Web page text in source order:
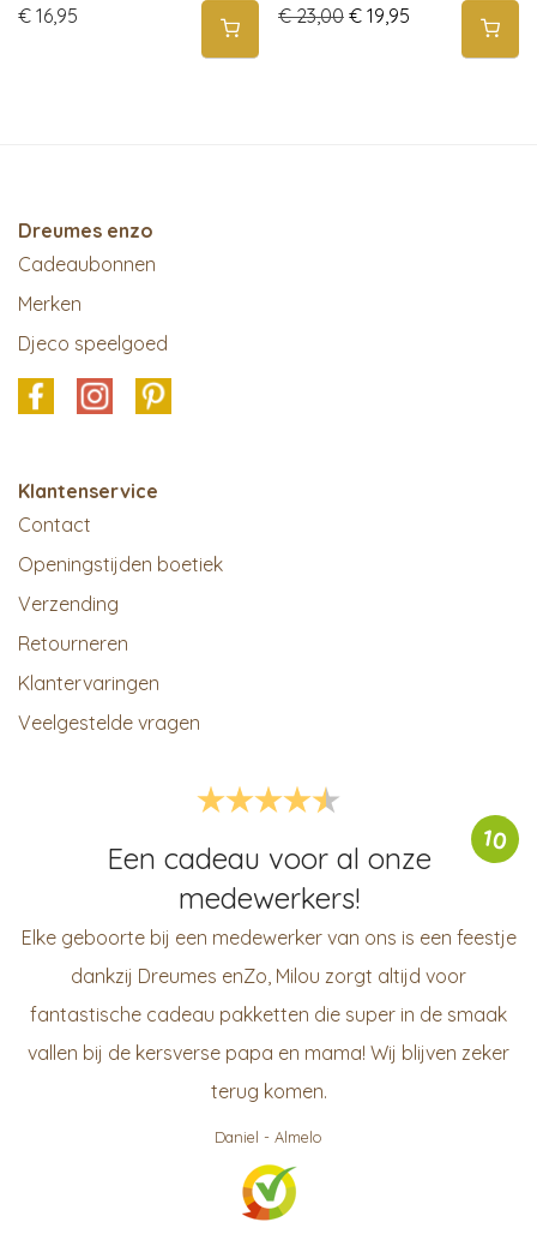
€ 16,95
€23,00 Original price was: €
€ 19,95 Current price
Dreumes enzo
Cadeaubonnen
Merken
Djeco speelgoed
Klantenservice
Contact
Openingstijden boetiek
Verzending
Retourneren
Klantervaringen
Veelgestelde vragen
10
Een cadeau voor al onze
medewerkers!
Elke geboorte bij een medewerker van ons is een feestje
dankzij Dreumes enZo, Milou zorgt altijd voor
fantastische cadeau pakketten die super in de smaak
vallen bij de kersverse papa en mama! Wij blijven zeker
terug komen.
Daniel - Almelo